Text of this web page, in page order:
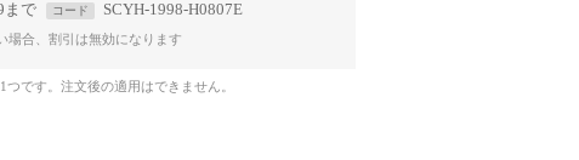
まで コード SCYH-1998-H0807E
合、割引は無効になります
です。注文後の適用はできません。